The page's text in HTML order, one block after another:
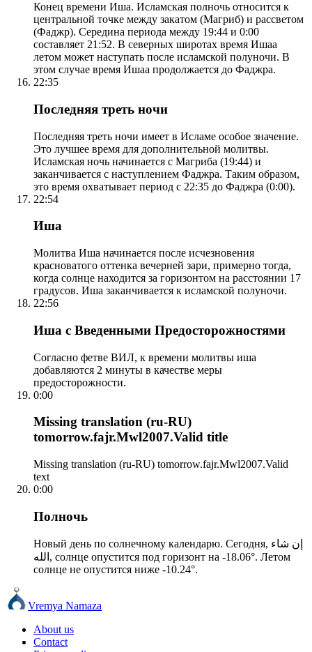
Конец времени Иша. Исламская полночь относится к
центральной точке между закатом (Магриб) и рассветом
(Фаджр). Середина периода между 19:44 и 0:00
составляет 21:52. В северных широтах время Ишаа
летом может наступать после исламской полуночи. В
этом случае время Ишаа продолжается до Фаджра.
22:35
Последняя треть ночи
Последняя треть ночи имеет в Исламе особое значение.
Это лучшее время для дополнительной молитвы.
Исламская ночь начинается с Магриба (19:44) и
заканчивается с наступлением Фаджра. Таким образом,
это время охватывает период с 22:35 до Фаджра (0:00).
22:54
Иша
Молитва Иша начинается после исчезновения
красноватого оттенка вечерней зари, примерно тогда,
когда солнце находится за горизонтом на расстоянии 17
градусов. Иша заканчивается к исламской полуночи.
22:56
Иша с Введенными Предосторожностями
Согласно фетве ВИЛ, к времени молитвы иша
добавляются 2 минуты в качестве меры
предосторожности.
0:00
Missing translation (ru-RU)
tomorrow.fajr.Mwl2007.Valid title
Missing translation (ru-RU) tomorrow.fajr.Mwl2007.Valid
text
0:00
Полночь
Новый день по солнечному календарю. Сегодня, إن شاء
الله, солнце опустится под горизонт на -18.06°. Летом
солнце не опустится ниже -10.24°.
Vremya Namaza
About us
Contact